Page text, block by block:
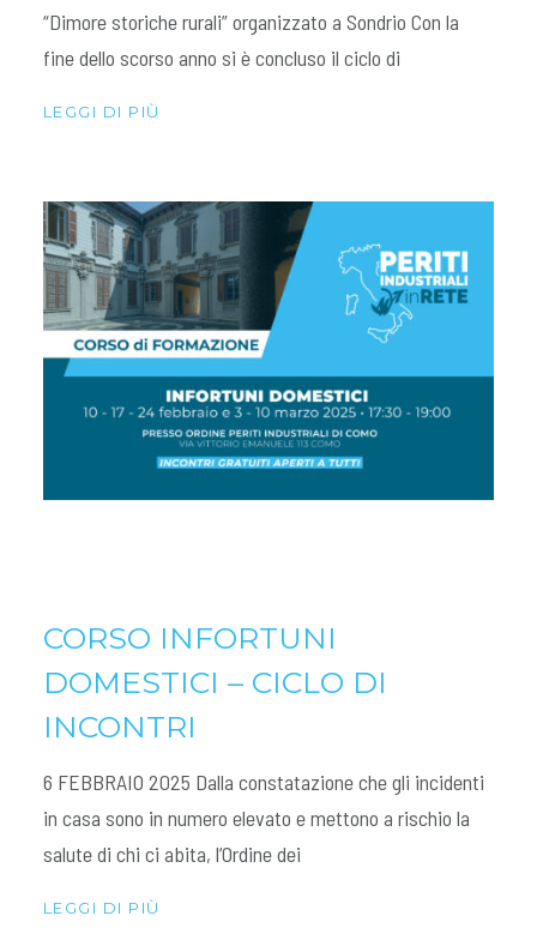
“Dimore storiche rurali” organizzato a Sondrio Con la
fine dello scorso anno si è concluso il ciclo di
LEGGI DI PIÙ
CORSO INFORTUNI
DOMESTICI – CICLO DI
INCONTRI
6 FEBBRAIO 2025 Dalla constatazione che gli incidenti
in casa sono in numero elevato e mettono a rischio la
salute di chi ci abita, l’Ordine dei
LEGGI DI PIÙ